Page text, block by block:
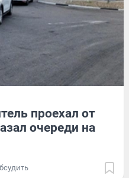
проехал от
очереди на